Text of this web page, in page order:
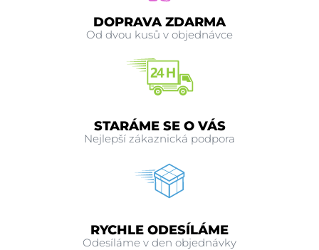
DOPRAVA ZDARMA
Od dvou kusů v objednávce
STARÁME SE O VÁS
Nejlepší zákaznická podpora
RYCHLE ODESÍLÁME
Odesíláme v den objednávky